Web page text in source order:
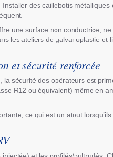
des caillebotis
une surface non conductrice,
les ateliers de galvanoplastie et
et sécurité renforcée
sécurité des opérateurs est
R12 ou équivalent) même en
ce qui est un atout